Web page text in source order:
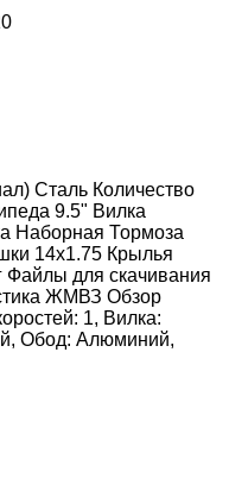
Сталь Количество
9.5" Вилка
Наборная Тормоза
14х1.75 Крылья
Файлы для скачивания
ЖМВЗ Обзор
1, Вилка:
Обод: Алюминий,